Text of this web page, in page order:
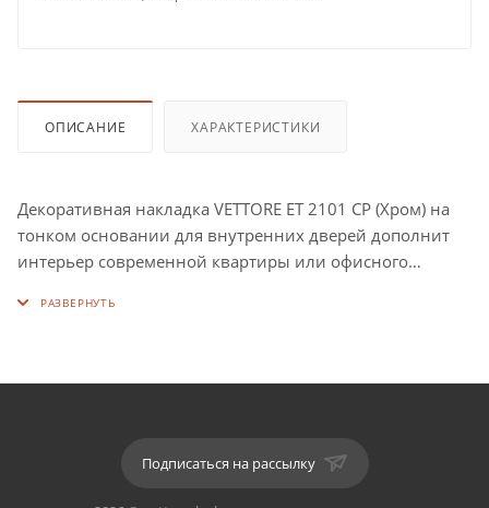
ОПИСАНИЕ ХАРАКТЕРИСТИКИ
Декоративная накладка VETTORE ET 2101 CP (Хром) на
тонком основании для внутренних дверей дополнит
интерьер современной квартиры или офисного
Подписаться на рассылку